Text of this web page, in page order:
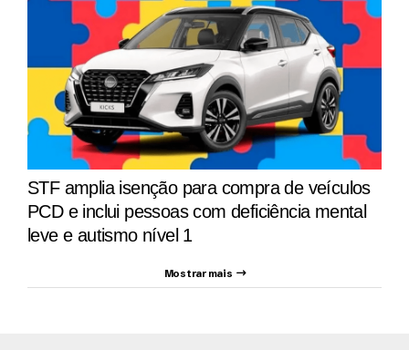
STF amplia isenção para compra de veículos
PCD e inclui pessoas com deficiência mental
leve e autismo nível 1
Mostrar mais